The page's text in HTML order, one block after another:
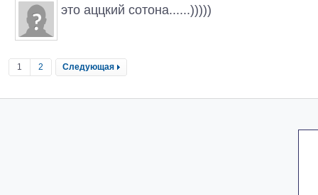
это аццкий сотона......)))))
1 2 Следующая